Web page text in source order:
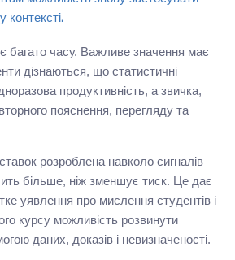
контексті.
багато часу. Важливе значення має
дізнаються, що статистичні
продуктивність, а звичка,
пояснення, перегляду та
розроблена навколо сигналів
більше, ніж зменшує тиск. Це дає
уявлення про мислення студентів і
курсу можливість розвинути
даних, доказів і невизначеності.